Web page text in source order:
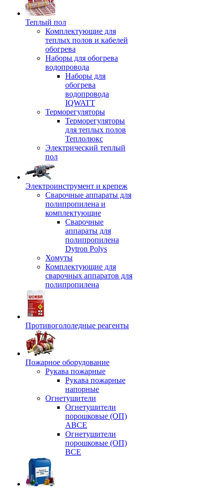
Теплый пол
Комплектующие для
теплых полов и кабелей
обогрева
Наборы для обогрева
водопровода
Наборы для
обогрева
водопровода
IQWATT
Терморегуляторы
Терморегуляторы
для теплых полов
Теплолюкс
Электрический теплый
пол
Электроинструмент и крепеж
Сварочные аппараты для
полипропилена и
комплектующие
Сварочные
аппараты для
полипропилена
Dytron Polys
Хомуты
Комплектующие для
сварочных аппаратов для
полипропилена
Противогололедные реагенты
Пожарное оборудование
Рукава пожарные
Рукава пожарные
напорные
Огнетушители
Огнетушители
порошковые (ОП)
АВСЕ
Огнетушители
порошковые (ОП)
ВСЕ